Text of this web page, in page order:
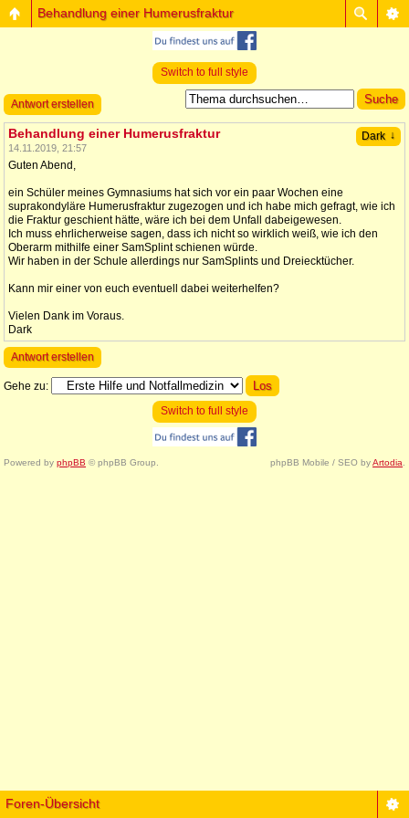
Behandlung einer Humerusfraktur
Switch to full style
Antwort erstellen
Dark ↓
Behandlung einer Humerusfraktur
14.11.2019, 21:57
Guten Abend,
ein Schüler meines Gymnasiums hat sich vor ein paar Wochen eine
suprakondyläre Humerusfraktur zugezogen und ich habe mich gefragt, wie ich
die Fraktur geschient hätte, wäre ich bei dem Unfall dabeigewesen.
Ich muss ehrlicherweise sagen, dass ich nicht so wirklich weiß, wie ich den
Oberarm mithilfe einer SamSplint schienen würde.
Wir haben in der Schule allerdings nur SamSplints und Dreiecktücher.
Kann mir einer von euch eventuell dabei weiterhelfen?
Vielen Dank im Voraus.
Dark
Antwort erstellen
Gehe zu:
Switch to full style
Powered by phpBB © phpBB Group. phpBB Mobile / SEO byArtodia
Foren-Übersicht